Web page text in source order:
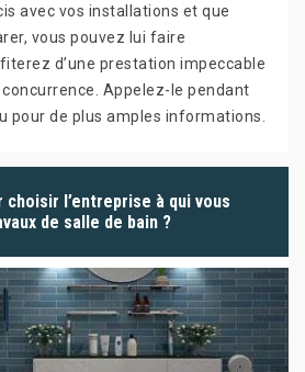
avec vos installations et que
vous pouvez lui faire
d’une prestation impeccable
Appelez-le pendant
pour de plus amples informations.
l’entreprise à qui vous
de salle de bain ?